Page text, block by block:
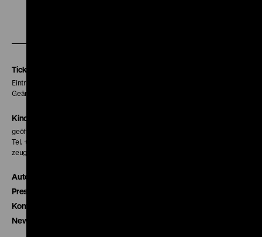
Tickets
Eintritt 5 €
Geänderte Preise sind im Programm vermerkt.
Kinokasse
geöffnet 30 Minuten vor Beginn der ersten Vorstellung
Tel. + 49 30 20304-770
zeughauskino@dhm.de
Autor*innen
Presse
Kontakt
Newsletter